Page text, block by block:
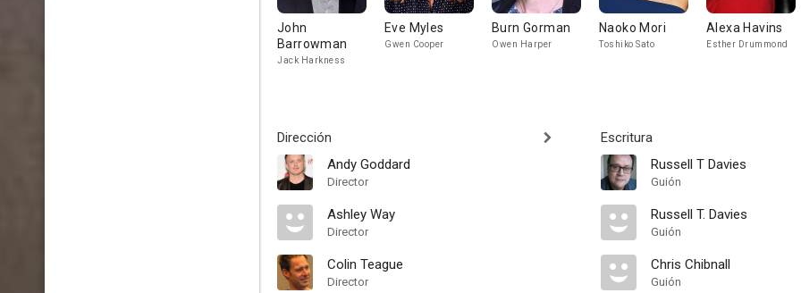
John
Barrowman
Jack Harkness
Eve Myles
Gwen Cooper
Burn Gorman
Owen Harper
Naoko Mori
Toshiko Sato
Alexa Havins
Esther Drummond
Dirección
Andy Goddard
Director
Ashley Way
Director
Colin Teague
Director
Escritura
Russell T Davies
Guión
Russell T. Davies
Guión
Chris Chibnall
Guión